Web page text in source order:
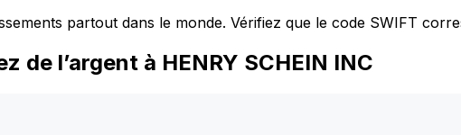
partout dans le monde. Vérifiez que le code SWIFT
de l’argent à HENRY SCHEIN INC